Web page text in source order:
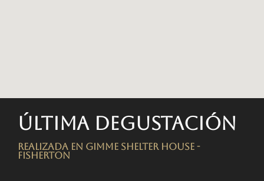
Última degustación
Realizada en Gimme Shelter House -
FISHERTON